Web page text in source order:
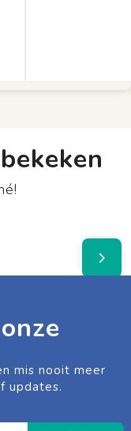
mis nooit meer
updates.